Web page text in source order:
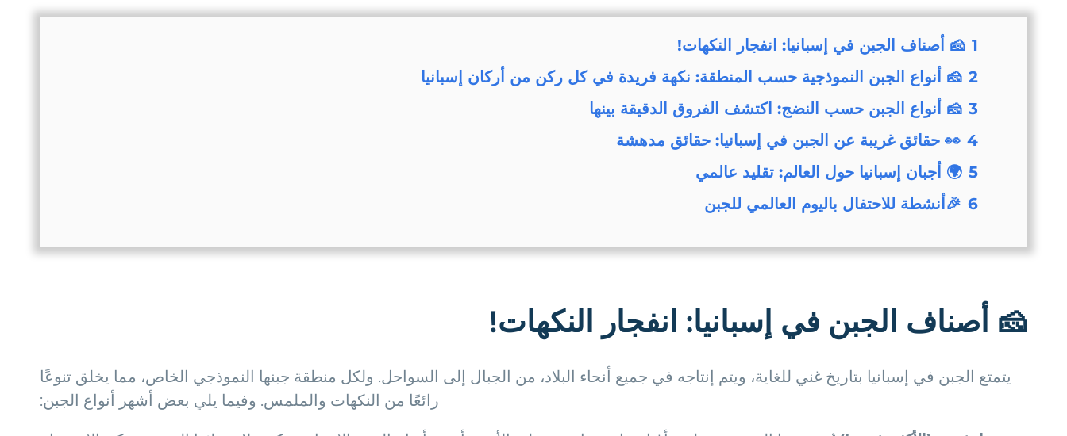
1 🧀 أصناف الجبن في إسبانيا: انفجار النكهات!
2 🧀 أنواع الجبن النموذجية حسب المنطقة: نكهة فريدة في كل ركن من أركان إسبانيا
3 🧀 أنواع الجبن حسب النضج: اكتشف الفروق الدقيقة بينها
4 👀 حقائق غريبة عن الجبن في إسبانيا: حقائق مدهشة
5 🌍 أجبان إسبانيا حول العالم: تقليد عالمي
6 🎉أنشطة للاحتفال باليوم العالمي للجبن
🧀 أصناف الجبن في إسبانيا: انفجار النكهات!
يتمتع الجبن في إسبانيا بتاريخ غني للغاية، ويتم إنتاجه في جميع أنحاء البلاد، من الجبال إلى السواحل. ولكل منطقة جبنها النموذجي الخاص، مما يخلق تنوعًا
رائعًا من النكهات والملمس. وفيما يلي بعض أشهر أنواع الجبن: